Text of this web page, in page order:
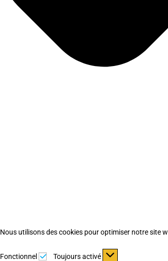
Nous utilisons des cookies pour optimiser notre site
Fonctionnel Fonctionnel
Toujours activé